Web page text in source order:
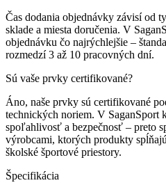
Čas dodania objednávky závisí od
sklade a miesta doručenia. V
objednávku čo najrýchlejšie –
rozmedzí 3 až 10 pracovných dní.
Sú vaše prvky certifikované?
Áno, naše prvky sú certifikované
technických noriem. V SaganSport
spoľahlivosť a bezpečnosť – preto
výrobcami, ktorých produkty
školské športové priestory.
Špecifikácia